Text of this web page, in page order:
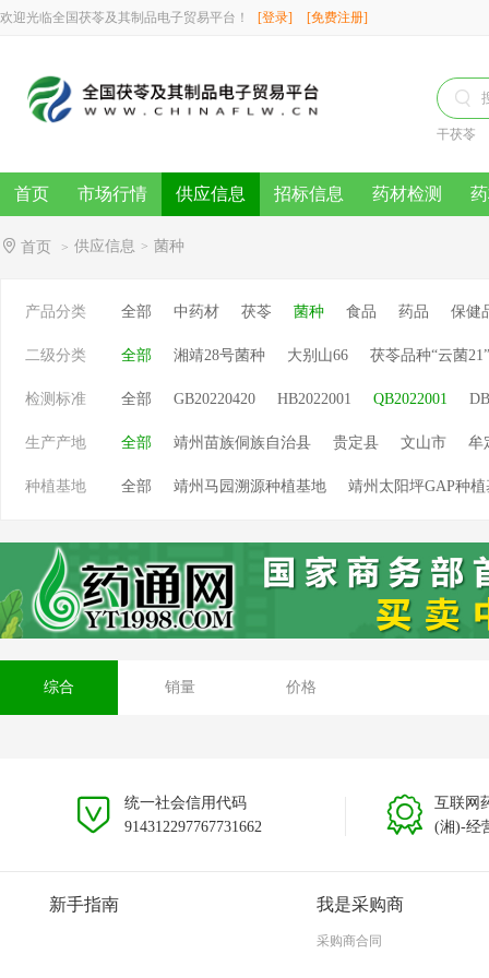
欢迎光临全国茯苓及其制品电子贸易平台！ [登录] [免费注册]

干茯苓
首页 市场行情 供应信息 招标信息 药材检测
首页 > 供应信息 > 菌种
产品分类 全部 中药材 茯苓 菌种 食品 药品 保健
二级分类 全部 湘靖28号菌种 大别山66 茯苓品种“云菌21”
检测标准 全部 GB20220420 HB2022001 QB2022001
生产产地 全部 靖州苗族侗族自治县 贵定县 文山市 牟
种植基地 全部 靖州马园溯源种植基地
靖州太阳坪GAP种植
贵州黎平种植基地 云南文
综合 销量 价格
统一社会信用代码
914312297767731662
互联网
(湘)-经
新手指南 我是采购商
采购商合同